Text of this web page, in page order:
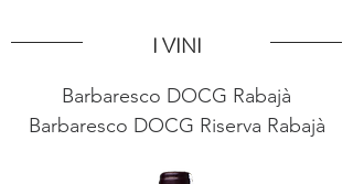
I VINI
Barbaresco DOCG Rabajà
Barbaresco DOCG Riserva Rabajà